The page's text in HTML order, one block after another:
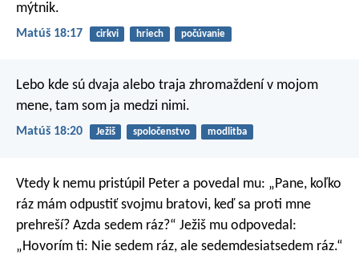
mýtnik.
Matúš 18:17 cirkvi hriech počúvanie
Lebo kde sú dvaja alebo traja zhromaždení v mojom
mene, tam som ja medzi nimi.
Matúš 18:20 Ježiš spoločenstvo modlitba
Vtedy k nemu pristúpil Peter a povedal mu: „Pane, koľko
ráz mám odpustiť svojmu bratovi, keď sa proti mne
prehreší? Azda sedem ráz?“ Ježiš mu odpovedal:
„Hovorím ti: Nie sedem ráz, ale sedemdesiatsedem ráz.“